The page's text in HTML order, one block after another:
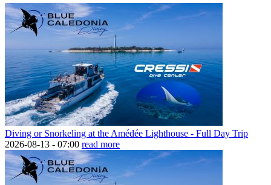
Diving or Snorkeling at the Amédée Lighthouse - Full Day Trip
2026-08-13 - 07:00 read more